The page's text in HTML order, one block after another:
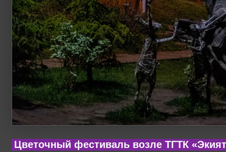
Цветочный фестиваль возле ТГТК